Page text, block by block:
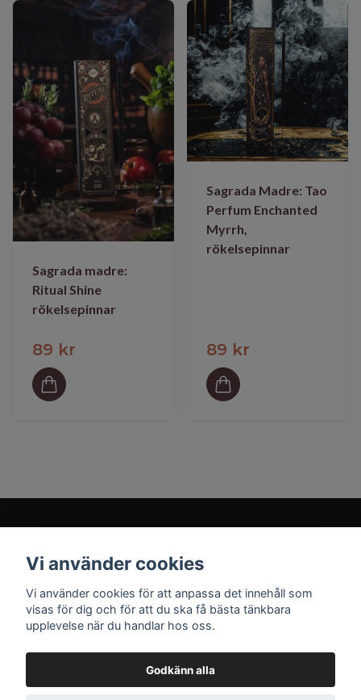
Sagrada madre:
Ritual Shine
rökelsepinnar
89 kr
Sagrada Madre: Tao
Perfum Enchanted
Myrrh,
rökelsepinnar
89 kr
Vi använder cookies
Vi använder cookies för att anpassa det innehåll som
visas för dig och för att du ska få bästa tänkbara
upplevelse när du handlar hos oss.
Godkänn alla